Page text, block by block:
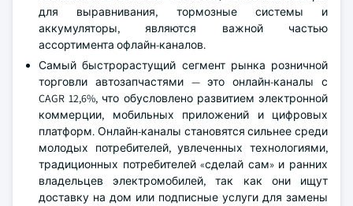
для выравнивания, тормозные системы и
аккумуляторы, являются важной частью
ассортимента офлайн-каналов.
Самый быстрорастущий сегмент рынка розничной
торговли автозапчастями — это онлайн-каналы с
CAGR 12,6%, что обусловлено развитием электронной
коммерции, мобильных приложений и цифровых
платформ. Онлайн-каналы становятся сильнее среди
молодых потребителей, увлеченных технологиями,
традиционных потребителей «сделай сам» и ранних
владельцев электромобилей, так как они ищут
доставку на дом или подписные услуги для замены